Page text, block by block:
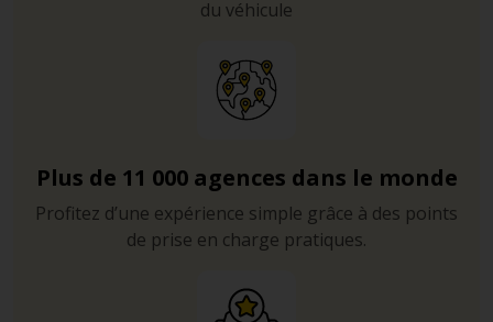
du véhicule
Plus de 11 000 agences dans le monde
Profitez d’une expérience simple grâce à des points
de prise en charge pratiques.